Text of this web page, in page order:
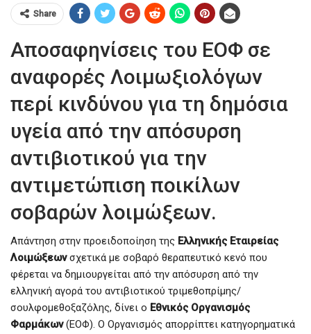
Share
Αποσαφηνίσεις του ΕΟΦ σε
αναφορές Λοιμωξιολόγων
περί κινδύνου για τη δημόσια
υγεία από την απόσυρση
αντιβιοτικού για την
αντιμετώπιση ποικίλων
σοβαρών λοιμώξεων.
Απάντηση στην προειδοποίηση της Ελληνικής Εταιρείας
Λοιμώξεωνσχετικά με σοβαρό θεραπευτικό κενό που
φέρεται να δημιουργείται από την απόσυρση από την
ελληνική αγορά του αντιβιοτικού τριμεθοπρίμης/
σουλφομεθοξαζόλης, δίνει ο Εθνικός Οργανισμός
Φαρμάκων(ΕΟΦ). Ο Οργανισμός απορρίπτει κατηγορηματικά